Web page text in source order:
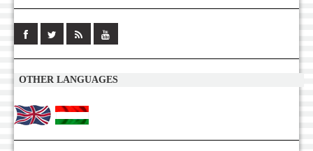
OTHER LANGUAGES